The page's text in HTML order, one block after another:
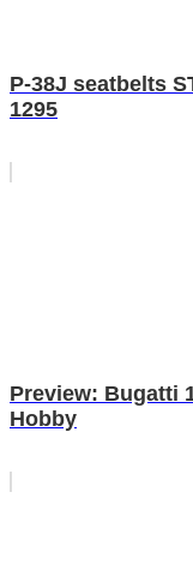
P-38J seatbelts
1295
Preview: Bugatti
Hobby